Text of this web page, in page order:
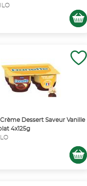
Dessert Saveur Vanille
4x125g